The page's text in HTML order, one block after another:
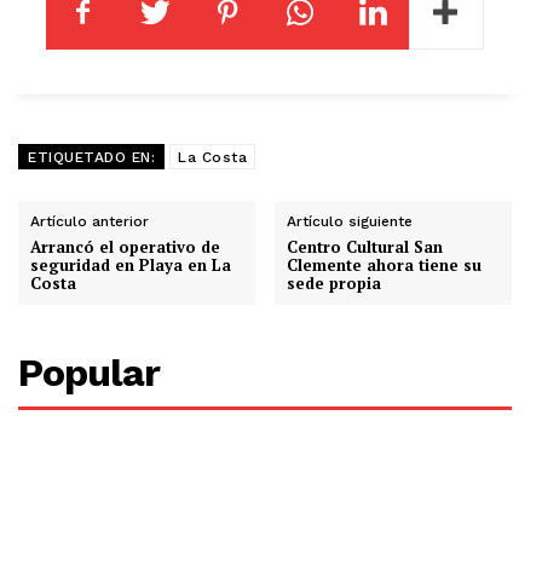
ETIQUETADO EN: La Costa
Artículo anterior
Arrancó el operativo de
seguridad en Playa en La
Costa
Artículo siguiente
Centro Cultural San
Clemente ahora tiene su
sede propia
Popular